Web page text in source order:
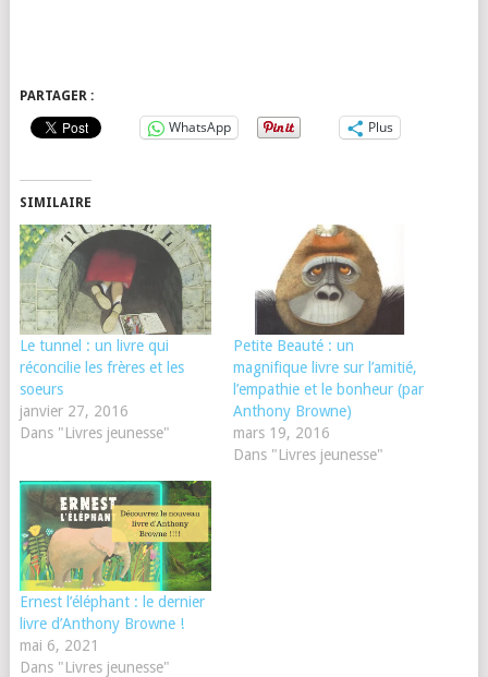
PARTAGER :
WhatsApp Plus
SIMILAIRE
Le tunnel : un livre qui
réconcilie les frères et les
soeurs
janvier 27, 2016
Dans "Livres jeunesse"
Petite Beauté : un
magnifique livre sur l’amitié,
l’empathie et le bonheur (par
Anthony Browne)
mars 19, 2016
Dans "Livres jeunesse"
Ernest l’éléphant : le dernier
livre d’Anthony Browne !
mai 6, 2021
Dans "Livres jeunesse"